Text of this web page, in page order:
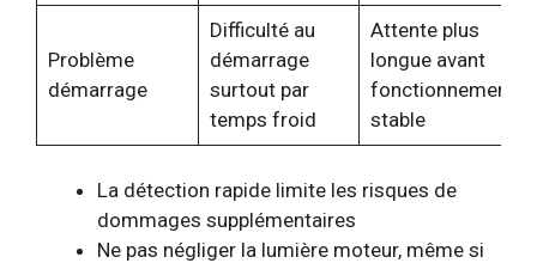
Problème
démarrage
Difficulté au
démarrage
surtout par
temps froid
Attente plus
longue avant
fonctionnement
stable
La détection rapide limite les risques de
dommages supplémentaires
Ne pas négliger la lumière moteur, même si